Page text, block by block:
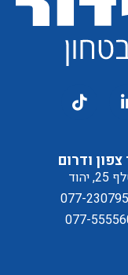
ודרום